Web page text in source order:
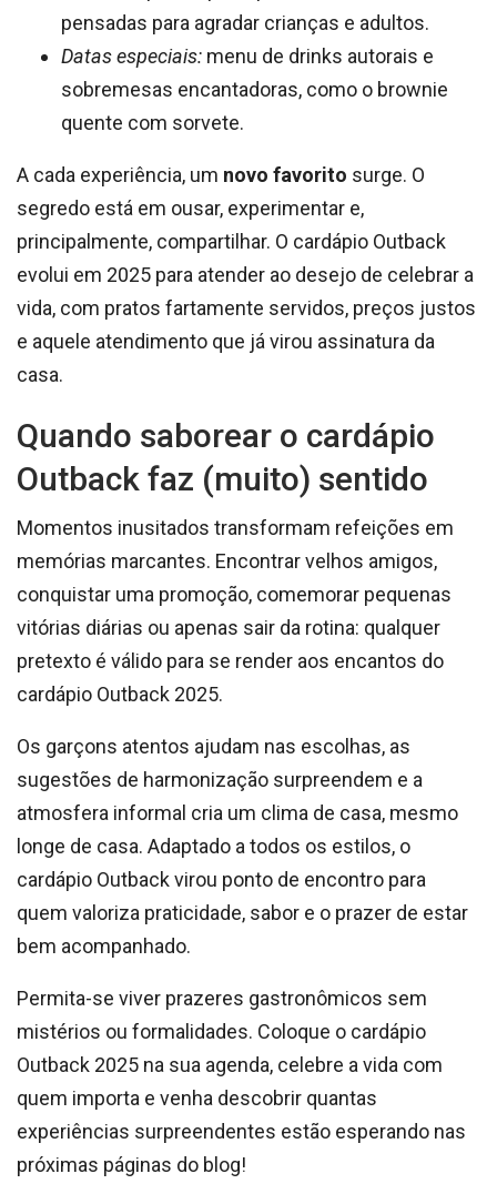
pensadas para agradar crianças e adultos.
Datas especiais: menu de drinks autorais e
sobremesas encantadoras, como o brownie
quente com sorvete.
A cada experiência, um novo favorito surge. O
segredo está em ousar, experimentar e,
principalmente, compartilhar. O cardápio Outback
evolui em 2025 para atender ao desejo de celebrar a
vida, com pratos fartamente servidos, preços justos
e aquele atendimento que já virou assinatura da
casa.
Quando saborear o cardápio
Outback faz (muito) sentido
Momentos inusitados transformam refeições em
memórias marcantes. Encontrar velhos amigos,
conquistar uma promoção, comemorar pequenas
vitórias diárias ou apenas sair da rotina: qualquer
pretexto é válido para se render aos encantos do
cardápio Outback 2025.
Os garçons atentos ajudam nas escolhas, as
sugestões de harmonização surpreendem e a
atmosfera informal cria um clima de casa, mesmo
longe de casa. Adaptado a todos os estilos, o
cardápio Outback virou ponto de encontro para
quem valoriza praticidade, sabor e o prazer de estar
bem acompanhado.
Permita-se viver prazeres gastronômicos sem
mistérios ou formalidades. Coloque o cardápio
Outback 2025 na sua agenda, celebre a vida com
quem importa e venha descobrir quantas
experiências surpreendentes estão esperando nas
próximas páginas do blog!